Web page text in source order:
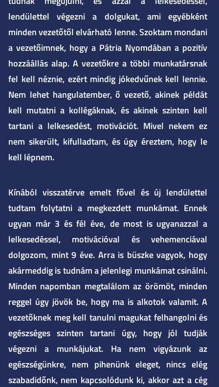
lendülettel végezni a dolgukat, ami egyébként
minden vezetőtől elvárható lenne. Szoktam mondani
a vezetőimnek, hogy a Pátria Nyomdában a pozitív
hozzáállás alap. A vezetőkre a többi munkatársnak
fel kell néznie, ezért mindig jókedvűnek kell lennie.
Nem lehet hangulatember, ő vezető, akinek példát
kell mutatni a kollégáknak, és akinek szinten kell
tartani a lelkesedést, motivációt. Mivel nekem ez
nem sikerült, kifulladtam, és úgy éreztem, hogy le
kell lépnem.
Kínából visszatérve emelt fővel és új lendülettel
tudtam folytatni a megkezdett munkámat. Ennek
ugyan már 3 és fél éve, de most is ugyanazzal a
lelkesedéssel, motivációval és vehemenciával
dolgozom, mint 9 éve. Arra is büszke vagyok, hogy
akármeddig is tudnám a jelenlegi munkámat csinálni.
Minden napomban megtalálom az örömöt, minden
reggel úgy jövök be, hogy ma is alkotok valamit. A
vezetőknek meg kell tanulni magukat felhangolni és
egészséges szinten tartani úgy, hogy jól tudják
végezni a munkájukat. Ha nem vigyázunk az
egészségünkre, nem pihenünk eleget, nincs elég
szabadidőnk, nem kapcsolódunk ki, akkor azt a cég